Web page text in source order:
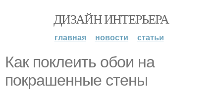
ДИЗАЙН ИНТЕРЬЕРА
главная новости статьи
Как поклеить обои на
покрашенные стены